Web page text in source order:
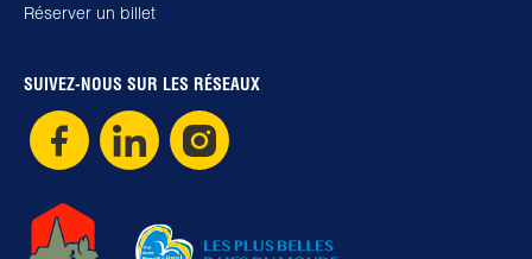
Réserver un billet
SUIVEZ-NOUS SUR LES RÉSEAUX